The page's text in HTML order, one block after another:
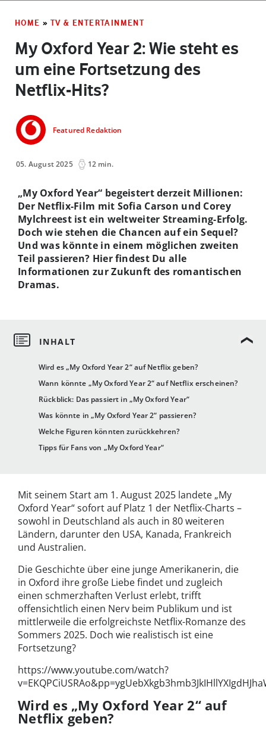
HOME » TV & ENTERTAINMENT
My Oxford Year 2: Wie steht es
um eine Fortsetzung des
Netflix-Hits?
Featured Redaktion
05. August 2025 12 min.
Wird es „My Oxford Year 2“ auf Netflix geben?
Wann könnte „My Oxford Year 2“ auf Netflix erscheinen?
Rückblick: Das passiert in „My Oxford Year“
Was könnte in „My Oxford Year 2“ passieren?
Welche Figuren könnten zurückkehren?
Tipps für Fans von „My Oxford Year“
„My Oxford Year“ begeistert derzeit Millionen:
Der Netflix-Film mit Sofia Carson und Corey
Mylchreest ist ein weltweiter Streaming-Erfolg.
Doch wie stehen die Chancen auf ein Sequel?
Und was könnte in einem möglichen zweiten
Teil passieren? Hier findest Du alle
Informationen zur Zukunft des romantischen
Dramas.
Mit seinem Start am 1. August 2025 landete „My
Oxford Year“ sofort auf Platz 1 der Netflix-Charts –
sowohl in Deutschland als auch in 80 weiteren
Ländern, darunter den USA, Kanada, Frankreich
und Australien.
Die Geschichte über eine junge Amerikanerin, die
in Oxford ihre große Liebe findet und zugleich
einen schmerzhaften Verlust erlebt, trifft
offensichtlich einen Nerv beim Publikum und ist
mittlerweile die erfolgreichste Netflix-Romanze des
Sommers 2025. Doch wie realistisch ist eine
Fortsetzung?
https://www.youtube.com/watch?
Wird es „My Oxford Year 2“ auf
Netflix geben?